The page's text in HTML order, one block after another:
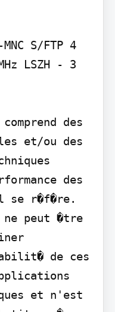
S/FTP 4
LSZH - 3
des
et/ou des
des
se r�f�re.
ne peut �tre
de ces
et n'est